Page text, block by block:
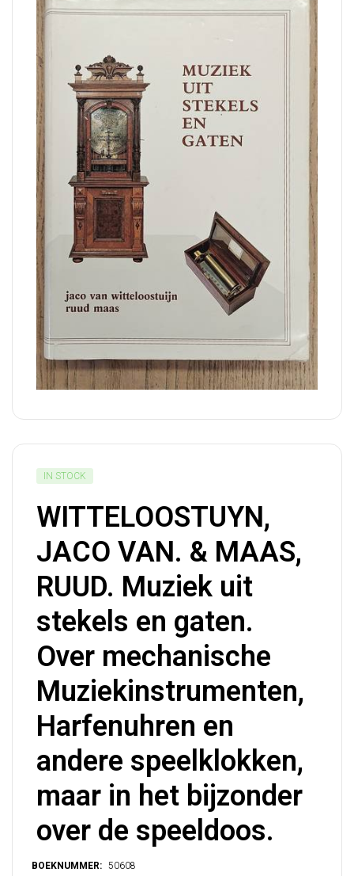
IN STOCK
WITTELOOSTUYN,
JACO VAN. & MAAS,
RUUD. Muziek uit
stekels en gaten.
Over mechanische
Muziekinstrumenten,
Harfenuhren en
andere speelklokken,
maar in het bijzonder
over de speeldoos.